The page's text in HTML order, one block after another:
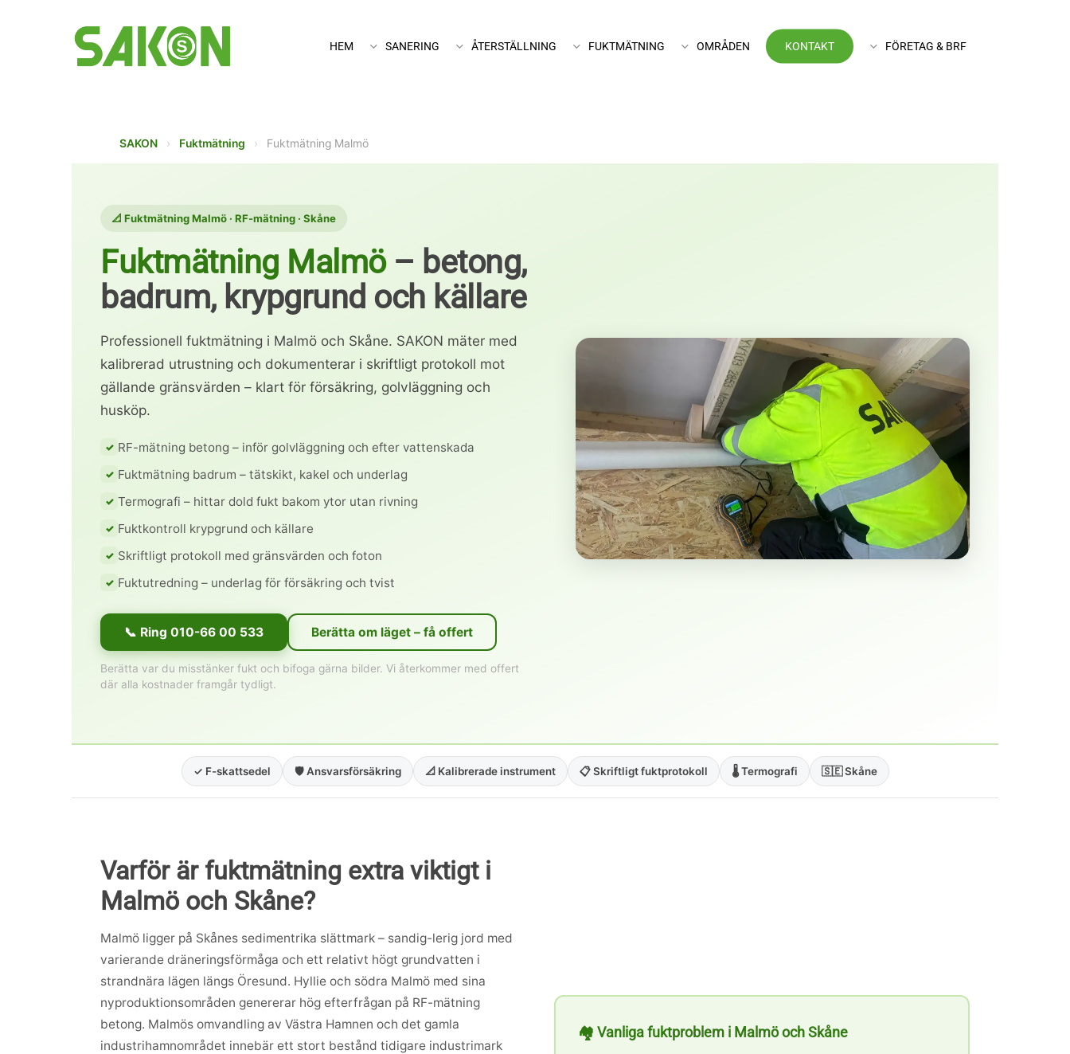
Hit enter to search or ESC to close
HEM SANERING ÅTERSTÄLLNING FUKTMÄTNING OMRÅDEN KONTAKT FÖRETAG & BRF
SAKON › Fuktmätning › Fuktmätning Malmö
📐 Fuktmätning Malmö · RF-mätning · Skåne
Fuktmätning Malmö– betong,
badrum, krypgrund och källare
Professionell fuktmätning i Malmö och Skåne. SAKON mäter med
kalibrerad utrustning och dokumenterar i skriftligt protokoll mot
gällande gränsvärden – klart för försäkring, golvläggning och
husköp.
RF-mätning betong – inför golvläggning och efter vattenskada
Fuktmätning badrum – tätskikt, kakel och underlag
Termografi – hittar dold fukt bakom ytor utan rivning
Fuktkontroll krypgrund och källare
Skriftligt protokoll med gränsvärden och foton
Fuktutredning – underlag för försäkring och tvist
📞 Ring 010-66 00 533 Berätta om läget – få offert
Berätta var du misstänker fukt och bifoga gärna bilder. Vi återkommer med offert
där alla kostnader framgår tydligt.
✓ F-skattsedel 🛡️ Ansvarsförsäkring 📐 Kalibrerade instrument 📋 Skriftligt fuktprotokoll 🌡️ Termografi 🇸🇪 Skåne
Varför är fuktmätning extra viktigt i
Malmö och Skåne?
Malmö ligger på Skånes sedimentrika slättmark – sandig-lerig jord med
varierande dräneringsförmåga och ett relativt högt grundvatten i
strandnära lägen längs Öresund. Hyllie och södra Malmö med sina
nyproduktionsområden genererar hög efterfrågan på RF-mätning
betong. Malmös omvandling av Västra Hamnen och det gamla
industrihamnområdet innebär ett stort bestånd tidigare industrimark
🏘️ Vanliga fuktproblem i Malmö och Skåne